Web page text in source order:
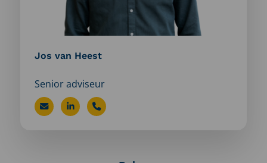
Jos van Heest
Senior adviseur
Stuur BezoekBel